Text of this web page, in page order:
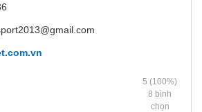
5 (100%)
8 bình
chọn